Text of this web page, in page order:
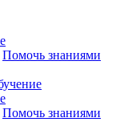
Помочь знаниями
Помочь знаниями